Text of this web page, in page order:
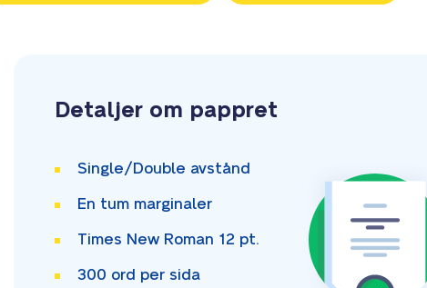
Detaljer om pappret
Single/Double avstånd
En tum marginaler
Times New Roman 12 pt.
300 ord per sida